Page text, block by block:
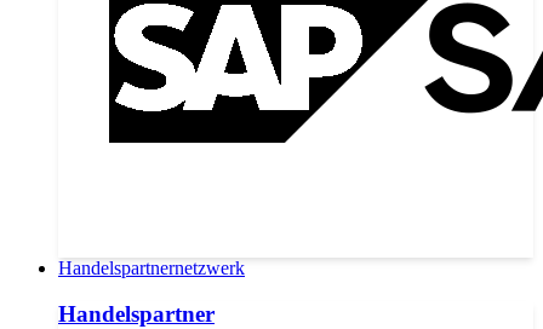
Handelspartnernetzwerk
Handelspartner